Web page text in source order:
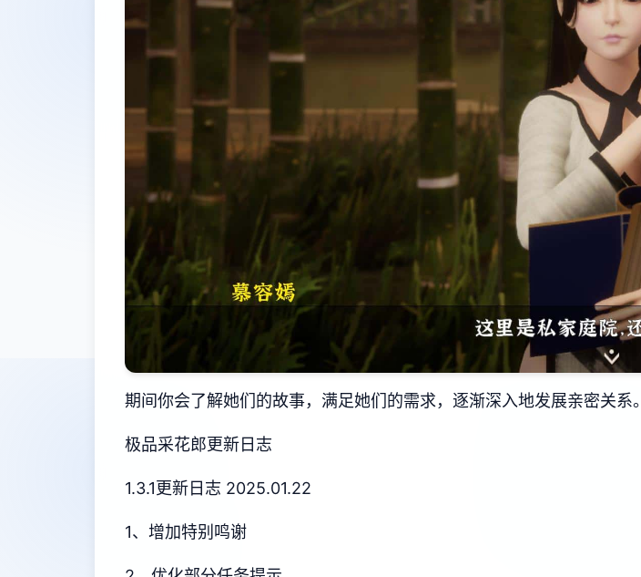
期间你会了解她们的故事，满足她们的需求，逐渐深入地发展亲密关系。
极品采花郎更新日志
1.3.1更新日志 2025.01.22
1、增加特别鸣谢